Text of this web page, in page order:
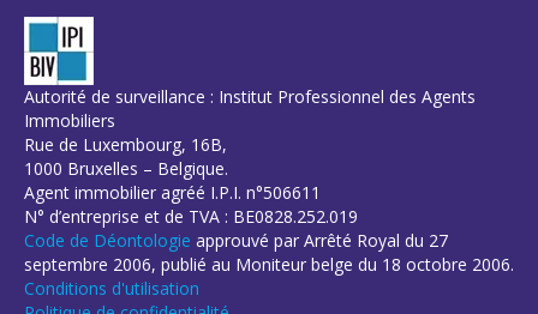
Autorité de surveillance : Institut Professionnel des Agents
Immobiliers
Rue de Luxembourg, 16B,
1000 Bruxelles – Belgique.
Agent immobilier agréé I.P.I. n°506611
N° d’entreprise et de TVA : BE0828.252.019
Code de Déontologie approuvé par Arrêté Royal du 27
septembre 2006, publié au Moniteur belge du 18 octobre 2006.
Conditions d'utilisation